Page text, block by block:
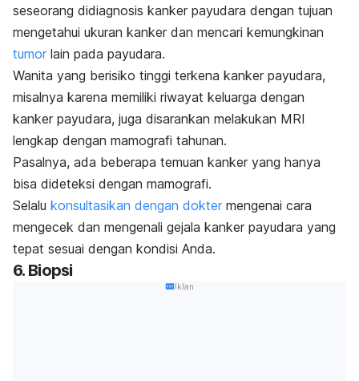
seseorang didiagnosis kanker payudara dengan tujuan
mengetahui ukuran kanker dan mencari kemungkinan
tumor lain pada payudara.
Wanita yang berisiko tinggi terkena kanker payudara,
misalnya karena memiliki riwayat keluarga dengan
kanker payudara, juga disarankan melakukan MRI
lengkap dengan mamografi tahunan.
Pasalnya, ada beberapa temuan kanker yang hanya
bisa dideteksi dengan mamografi.
Selalu konsultasikan dengan dokter mengenai cara
mengecek dan mengenali gejala kanker payudara yang
tepat sesuai dengan kondisi Anda.
6. Biopsi
Iklan